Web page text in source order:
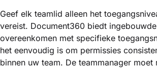
Geef elk teamlid alleen het
vereist. Document360 biedt
overeenkomen met specifieke
het eenvoudig is om permissies
binnen uw team. De teammanager